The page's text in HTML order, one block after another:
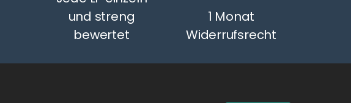
und streng
bewertet
1 Monat
Widerrufsrecht